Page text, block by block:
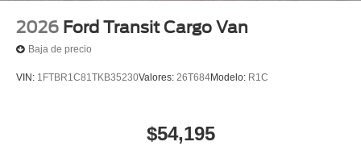
2026 Ford Transit Cargo Van
Baja de precio
VIN: 1FTBR1C81TKB35230Valores: 26T684Modelo: R1C
$54,195